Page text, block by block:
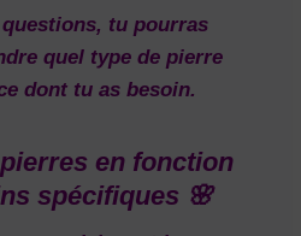
tu pourras
quel type de pierre
dont tu as besoin.
en fonction
spécifiques 🌸